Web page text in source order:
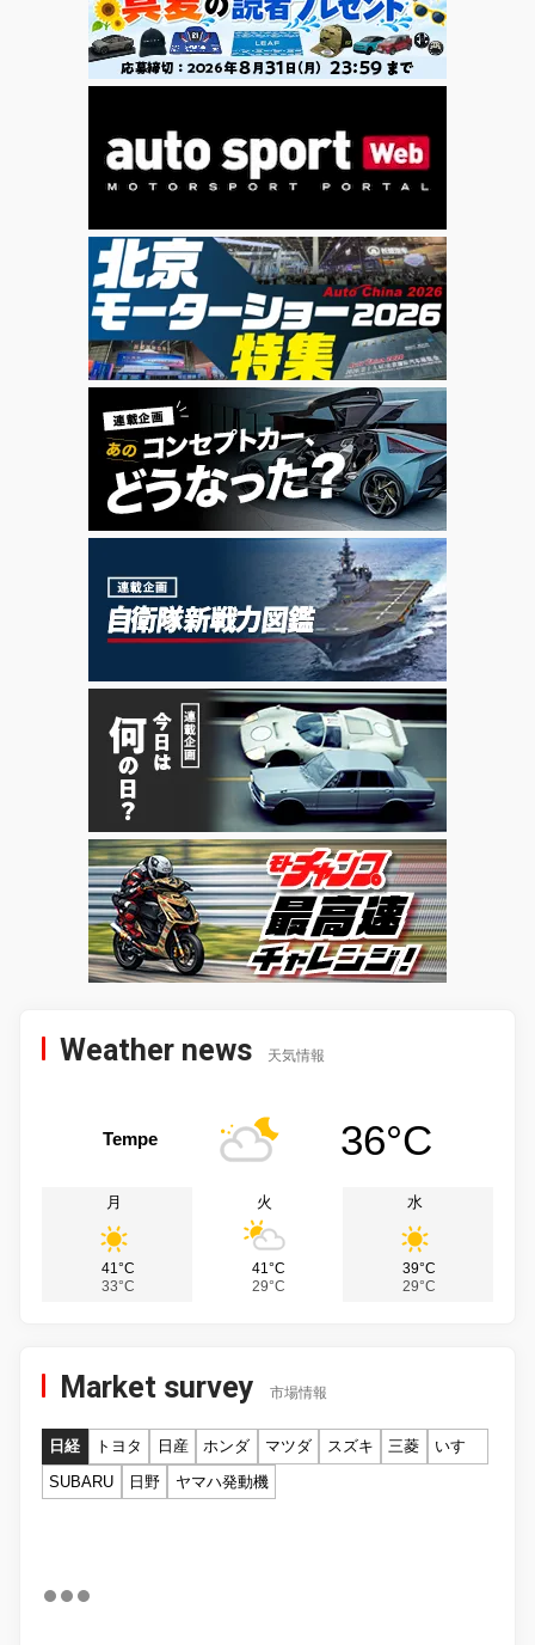
Weather news 天気情報
Tempe 36°C
月
41°C
33°C
火
41°C
29°C
水
39°C
29°C
Market survey 市場情報
日経 トヨタ 日産 ホンダ マツダ スズキ 三菱
いすゞ
SUBARU
日野 ヤマハ発動機